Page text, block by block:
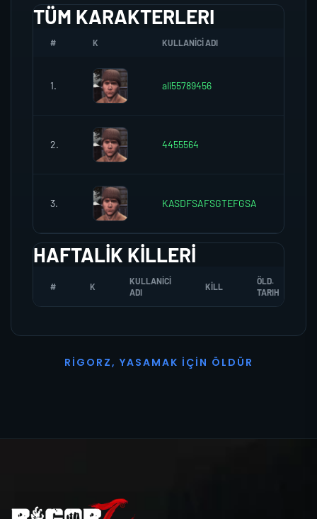
TÜM KARAKTERLERI
# K KULLANICI ADI
1. ali55789456
2. 4455564
3. KASDFSAFSGTEFGSA
HAFTALIK KILLERI
# K
KULLANICI
ADI
KILL
ÖLD.
TARIH
R I G O R Z, YASAMAK İ ÇI N Ö L D Ü R